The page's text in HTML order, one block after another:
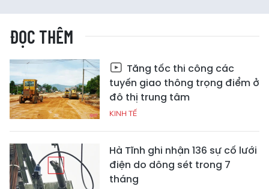
ĐỌC THÊM
Tăng tốc thi công các
tuyến giao thông trọng điểm ở
đô thị trung tâm
KINH TẾ
Hà Tĩnh ghi nhận 136 sự cố lưới
điện do dông sét trong 7
tháng